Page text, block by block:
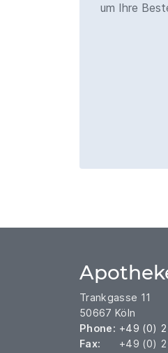
um Ihre
Trankgasse 11
50667 Köln
Phone: +49 (0)
Fax:
+49 (0)